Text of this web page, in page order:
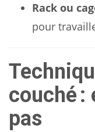
Rack ou
pour
couché :
pas